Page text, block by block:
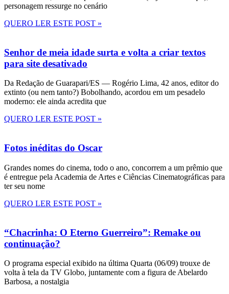
personagem ressurge no cenário
QUERO LER ESTE POST »
Senhor de meia idade surta e volta a criar textos
para site desativado
Da Redação de Guarapari/ES — Rogério Lima, 42 anos, editor do
extinto (ou nem tanto?) Bobolhando, acordou em um pesadelo
moderno: ele ainda acredita que
QUERO LER ESTE POST »
Fotos inéditas do Oscar
Grandes nomes do cinema, todo o ano, concorrem a um prêmio que
é entregue pela Academia de Artes e Ciências Cinematográficas para
ter seu nome
QUERO LER ESTE POST »
“Chacrinha: O Eterno Guerreiro”: Remake ou
continuação?
O programa especial exibido na última Quarta (06/09) trouxe de
volta à tela da TV Globo, juntamente com a figura de Abelardo
Barbosa, a nostalgia